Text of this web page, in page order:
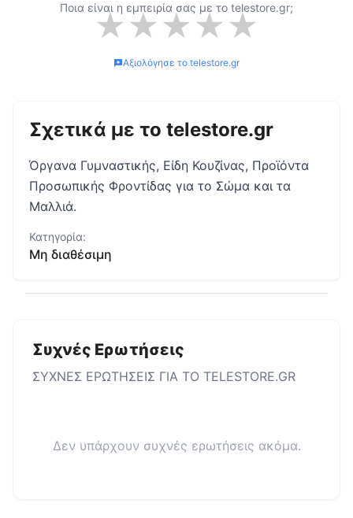
Ποια είναι η εμπειρία σας με το telestore.gr;
★★★★★
Αξιολόγησε το telestore.gr
Σχετικά με το telestore.gr
Όργανα Γυμναστικής, Είδη Κουζίνας, Προϊόντα
Προσωπικής Φροντίδας για το Σώμα και τα
Μαλλιά.
Κατηγορία:
Μη διαθέσιμη
Συχνές Ερωτήσεις
ΣΥΧΝΕΣ ΕΡΩΤΗΣΕΙΣ ΓΙΑ ΤΟ TELESTORE.GR
Δεν υπάρχουν συχνές ερωτήσεις ακόμα.